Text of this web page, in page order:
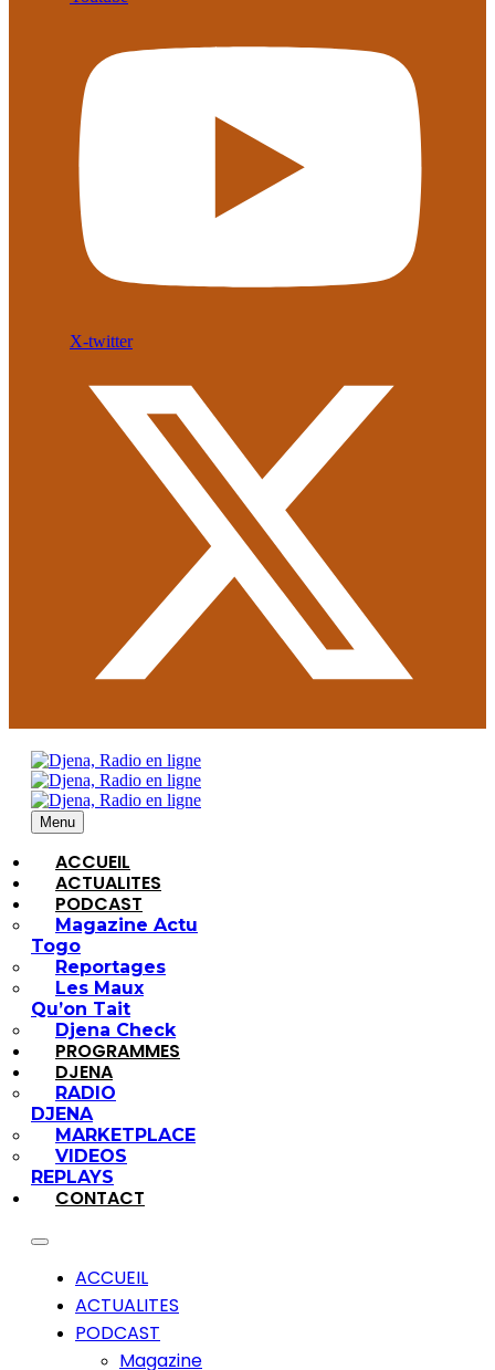
X-twitter
Menu
ACCUEIL
ACTUALITES
PODCAST
Magazine Actu
Togo
Reportages
Les Maux
Qu’on Tait
Djena Check
PROGRAMMES
DJENA
RADIO
DJENA
MARKETPLACE
VIDEOS
REPLAYS
CONTACT
ACCUEIL
ACTUALITES
PODCAST
Magazine